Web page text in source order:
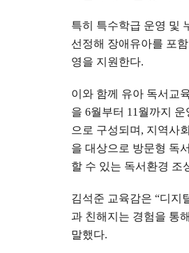
특히 특수학급 운영 및
선정해 장애유아를 포
영을 지원한다.
이와 함께 유아 독서교
을 6월부터 11 월까지 운
으로 구성되며 , 지역사
을 대상으로 방문형 독
할 수 있는 독서환경 조
김석준 교육감은 “디지
과 친해지는 경험을 통
말했다.